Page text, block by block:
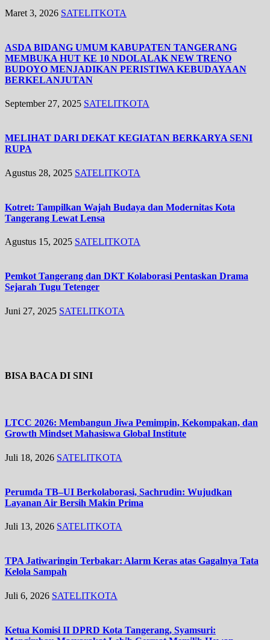
Maret 3, 2026 SATELITKOTA
ASDA BIDANG UMUM KABUPATEN TANGERANG
MEMBUKA HUT KE 10 NDOLALAK NEW TRENO
BUDOYO MENJADIKAN PERISTIWA KEBUDAYAAN
BERKELANJUTAN
September 27, 2025 SATELITKOTA
MELIHAT DARI DEKAT KEGIATAN BERKARYA SENI
RUPA
Agustus 28, 2025 SATELITKOTA
Kotret: Tampilkan Wajah Budaya dan Modernitas Kota
Tangerang Lewat Lensa
Agustus 15, 2025 SATELITKOTA
Pemkot Tangerang dan DKT Kolaborasi Pentaskan Drama
Sejarah Tugu Tetenger
Juni 27, 2025 SATELITKOTA
BISA BACA DI SINI
LTCC 2026: Membangun Jiwa Pemimpin, Kekompakan, dan
Growth Mindset Mahasiswa Global Institute
Juli 18, 2026 SATELITKOTA
Perumda TB–UI Berkolaborasi, Sachrudin: Wujudkan
Layanan Air Bersih Makin Prima
Juli 13, 2026 SATELITKOTA
TPA Jatiwaringin Terbakar: Alarm Keras atas Gagalnya Tata
Kelola Sampah
Juli 6, 2026 SATELITKOTA
Ketua Komisi II DPRD Kota Tangerang, Syamsuri: